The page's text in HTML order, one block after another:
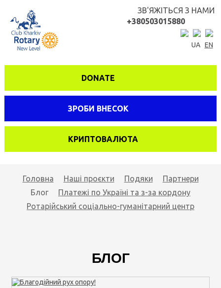
DONATE
ЗРОБИ ВНЕСОК
КРИПТОВАЛЮТА
ЗВ'ЯЖІТЬСЯ З НАМИ
+380503015880
UA EN
Головна Наші проєкти Подяки
Партнери
Блог
Платежі по Україні та з-за кордону
Ротарійський соціально-гуманітарний центр
БЛОГ